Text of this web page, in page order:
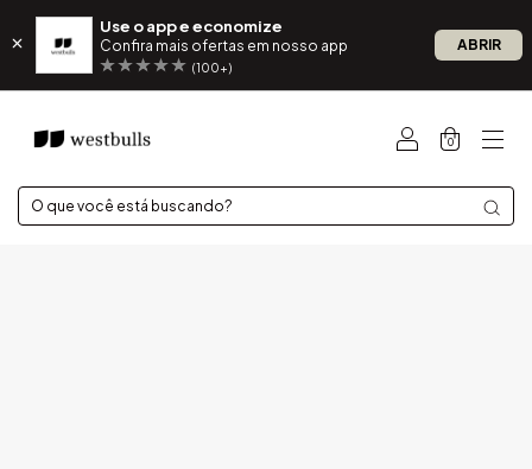
Use o app e economize
Confira mais ofertas em nosso app
(100+)
ABRIR
0